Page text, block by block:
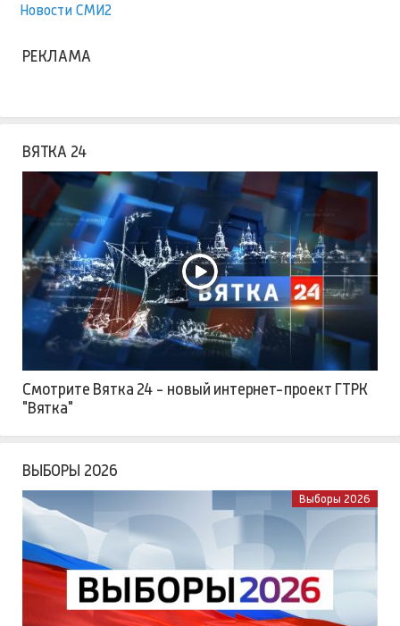
Новости СМИ2
РЕКЛАМА
ВЯТКА 24
Смотрите Вятка 24 - новый интернет-проект ГТРК
"Вятка"
ВЫБОРЫ 2026
Выборы 2026